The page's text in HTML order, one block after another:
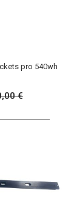
pro 540wh
€